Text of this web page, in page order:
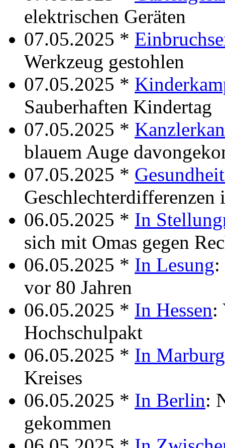
elektrischen Geräten
07.05.2025 *
Werkzeug gestohlen
07.05.2025 *
Sauberhaften Kindertag
07.05.2025 *
blauem Auge
07.05.2025 *
06.05.2025 * In
sich mit Omas gegen
06.05.2025 * In Lesung:
vor 80 Jahren
06.05.2025 * In Hessen:
Hochschulpakt
06.05.2025 * In Marburg
Kreises
06.05.2025 * In Berlin:
gekommen